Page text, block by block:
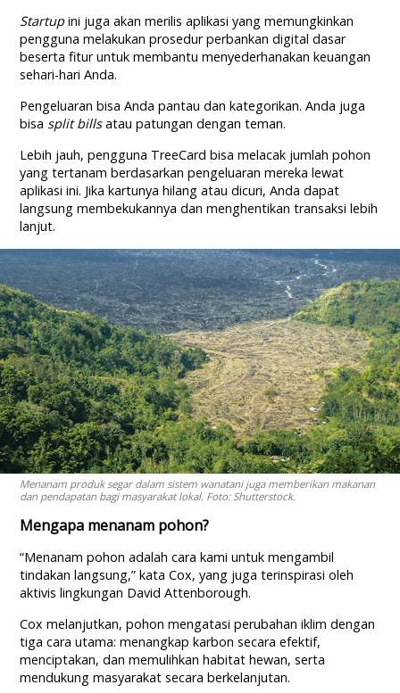
Startupini juga akan merilis aplikasi yang memungkinkan
pengguna melakukan prosedur perbankan digital dasar
beserta fitur untuk membantu menyederhanakan keuangan
sehari-hari Anda.
Pengeluaran bisa Anda pantau dan kategorikan. Anda juga
bisa split billsatau patungan dengan teman.
Lebih jauh, pengguna TreeCard bisa melacak jumlah pohon
yang tertanam berdasarkan pengeluaran mereka lewat
aplikasi ini. Jika kartunya hilang atau dicuri, Anda dapat
langsung membekukannya dan menghentikan transaksi lebih
lanjut.
Menanam produk segar dalam sistem wanatani juga memberikan makanan
dan pendapatan bagi masyarakat lokal. Foto: Shutterstock.
Mengapa menanam pohon?
“Menanam pohon adalah cara kami untuk mengambil
tindakan langsung,” kata Cox, yang juga terinspirasi oleh
aktivis lingkungan David Attenborough.
Cox melanjutkan, pohon mengatasi perubahan iklim dengan
tiga cara utama: menangkap karbon secara efektif,
menciptakan, dan memulihkan habitat hewan, serta
mendukung masyarakat secara berkelanjutan.